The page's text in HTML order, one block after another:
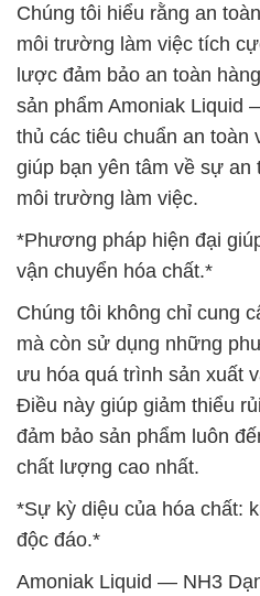
Chúng tôi hiểu rằng an
môi trường làm việc tích
lược đảm bảo an toàn
sản phẩm Amoniak Liquid
thủ các tiêu chuẩn an toàn
giúp bạn yên tâm về sự an
môi trường làm việc.
*Phương pháp hiện đại
vận chuyển hóa chất.*
Chúng tôi không chỉ cung
mà còn sử dụng những
ưu hóa quá trình sản xuất
Điều này giúp giảm thiểu
đảm bảo sản phẩm luôn
chất lượng cao nhất.
*Sự kỳ diệu của hóa chất:
độc đáo.*
Amoniak Liquid — NH3